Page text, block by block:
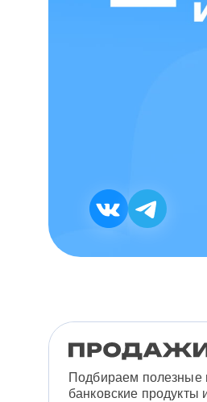
Подбираем полезные
банковские продукты